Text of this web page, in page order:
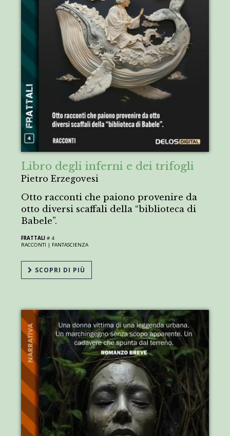
Libro degli inferni e dei trifogli
Pietro Erzegovesi
Otto racconti che paiono provenire da
otto diversi scaffali della “biblioteca di
Babele”.
FRATTALI # 4
RACCONTI | FANTASCIENZA
SCOPRI DI PIÙ